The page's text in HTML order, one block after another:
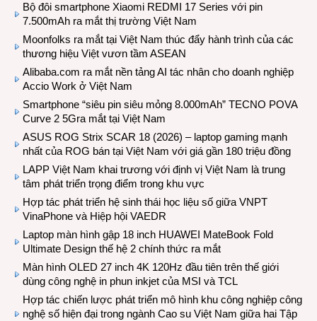
Bộ đôi smartphone Xiaomi REDMI 17 Series với pin
7.500mAh ra mắt thị trường Việt Nam
Moonfolks ra mắt tại Việt Nam thúc đẩy hành trình của các
thương hiệu Việt vươn tầm ASEAN
Alibaba.com ra mắt nền tảng AI tác nhân cho doanh nghiệp
Accio Work ở Việt Nam
Smartphone “siêu pin siêu mỏng 8.000mAh” TECNO POVA
Curve 2 5Gra mắt tại Việt Nam
ASUS ROG Strix SCAR 18 (2026) – laptop gaming mạnh
nhất của ROG bán tại Việt Nam với giá gần 180 triệu đồng
LAPP Việt Nam khai trương với định vị Việt Nam là trung
tâm phát triển trọng điểm trong khu vực
Hợp tác phát triển hệ sinh thái học liệu số giữa VNPT
VinaPhone và Hiệp hội VAEDR
Laptop màn hình gập 18 inch HUAWEI MateBook Fold
Ultimate Design thế hệ 2 chính thức ra mắt
Màn hình OLED 27 inch 4K 120Hz đầu tiên trên thế giới
dùng công nghệ in phun inkjet của MSI và TCL
Hợp tác chiến lược phát triển mô hình khu công nghiệp công
nghệ số hiện đại trong ngành Cao su Việt Nam giữa hai Tập